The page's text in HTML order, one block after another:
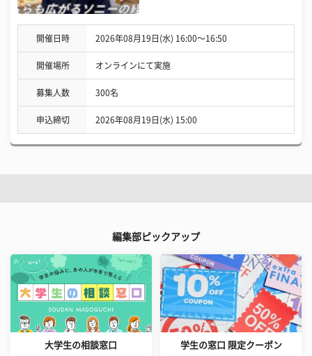
開催日時 2026年08月19日(水) 16:00〜16:50
開催場所 オンラインにて実施
募集人数 300名
申込締切 2026年08月19日(水) 15:00
編集部ピックアップ
大学生の相談窓口 学生の窓口 限定クーポン